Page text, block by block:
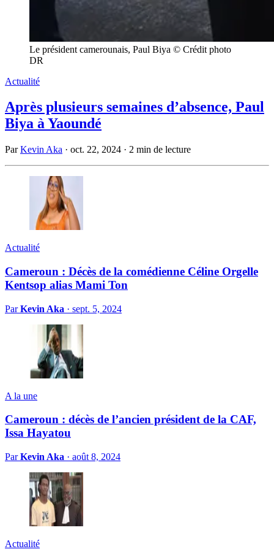
Le président camerounais, Paul Biya © Crédit photo
DR
Actualité
Après plusieurs semaines d’absence, Paul
Biya à Yaoundé
ParKevin Aka · oct. 22, 2024 · 2 min de lecture
Actualité
Cameroun : Décès de la comédienne Céline Orgelle
Kentsop alias Mami Ton
ParKevin Aka · sept. 5, 2024
A la une
Cameroun : décès de l’ancien président de la CAF,
Issa Hayatou
ParKevin Aka · août 8, 2024
Actualité